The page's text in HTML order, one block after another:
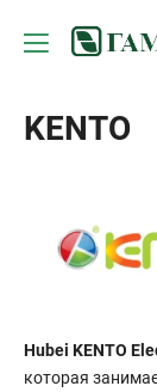
KENTO
Hubei KENTO
которая